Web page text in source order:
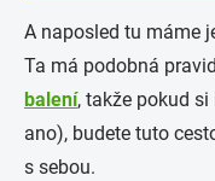
A naposled tu máme
Ta má podobná
balení, takže pokud
ano), budete tuto
s sebou.